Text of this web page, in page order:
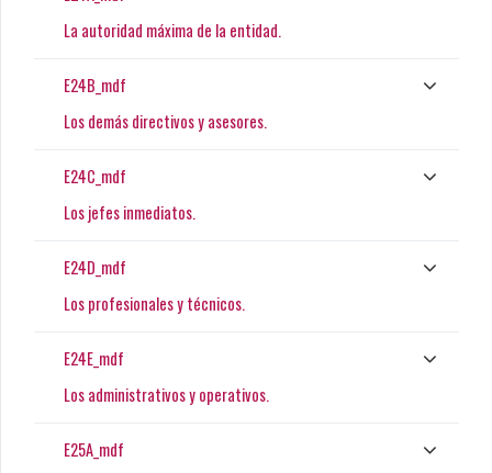
La autoridad máxima de la entidad.
E24B_mdf
Los demás directivos y asesores.
E24C_mdf
Los jefes inmediatos.
E24D_mdf
Los profesionales y técnicos.
E24E_mdf
Los administrativos y operativos.
E25A_mdf